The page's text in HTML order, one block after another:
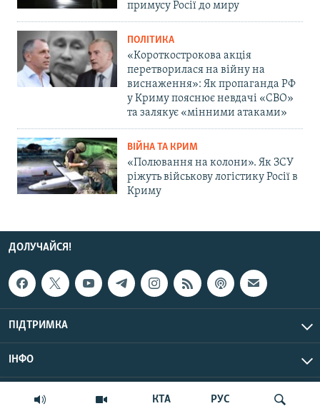
КТА РУС
примусу Росії до миру
ПОЛІТИКА
«Короткострокова акція
перетворилася на війну на
виснаження»: Як пропаганда РФ
у Криму пояснює невдачі «СВО»
та залякує «мінними атаками»
ВІЙНА ТА КРИМ
«Полювання на колони». Як ЗСУ
ріжуть військову логістику Росії в
Криму
ДОЛУЧАЙСЯ!
ПІДТРИМКА
ІНФО
© Крим.Реалії, 2026 | Усі права застережено.